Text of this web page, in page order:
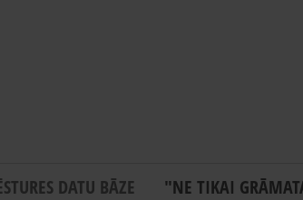
DATU BĀZE "NE TIKAI